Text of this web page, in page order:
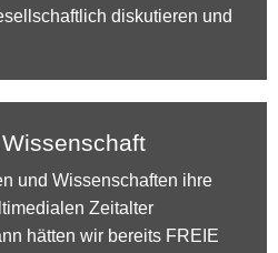
diskutieren und
und Wissenschaften ihre
Zeitalter
hätten wir bereits FREIE